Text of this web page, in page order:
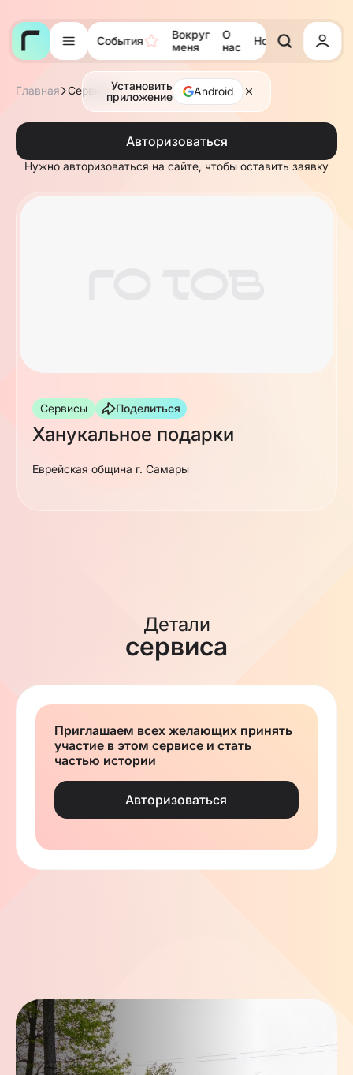
События
Вокруг
меня
О
нас
Новости Тора
Установить
приложение
Android
Главная Сервисы
Авторизоваться
Нужно авторизоваться на сайте, чтобы оставить заявку
Сервисы Поделиться
Ханукальное подарки
Еврейская община г. Самары
Детали
сервиса
Приглашаем всех желающих принять
участие в этом сервисе и стать
частью истории
Авторизоваться